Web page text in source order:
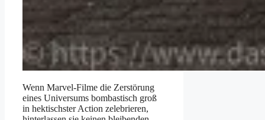
Wenn Marvel-Filme die Zerstörung
eines Universums bombastisch groß
in hektischster Action zelebrieren,